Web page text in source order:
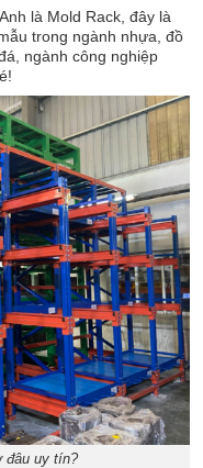
là Mold Rack, đây là
trong ngành nhựa, đồ
ngành công nghiệp
đâu uy tín?